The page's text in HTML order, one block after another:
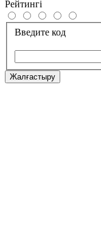
Рейтингі
Введите код
Жалғастыру